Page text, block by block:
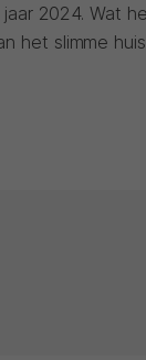
2024. Wat
het slimme